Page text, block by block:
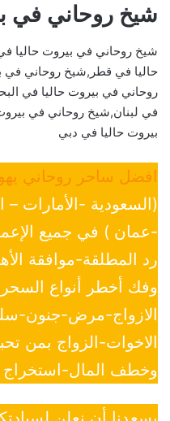
شيخ روحاني في
شيخ روحاني في بيروت حاليا
حاليا في قطر,شيخ روحاني في
روحاني في بيروت حاليا في
في لبنان,شيخ روحاني في
بيروت حاليا في دبي
افضل ساحر روحاني
(السعودية -الأمارات
-عمان ) في جميع
رد المطلقة-موافقة
وفك أخطر أنواع
الازواج-مرض-جنون-
الاخوات-الزواج بمن
وخطف المال-استخراج